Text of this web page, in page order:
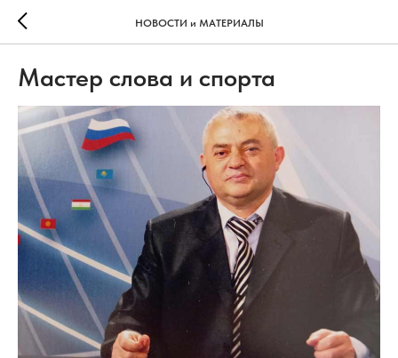
НОВОСТИ и МАТЕРИАЛЫ
Мастер слова и спорта